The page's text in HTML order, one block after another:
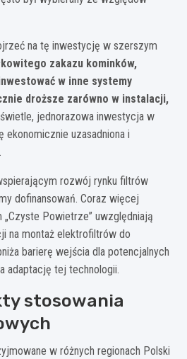
na tę inwestycję w szerszym
zakazu kominków,
w inne systemy
droższe zarówno w instalacji,
jednorazowa inwestycja w
uzasadniona i
rozwój rynku filtrów
dofinansowań. Coraz więcej
Powietrze” uwzględniają
na montaż elektrofiltrów do
barierę wejścia dla potencjalnych
adaptację tej technologii.
stosowania
w różnych regionach Polski